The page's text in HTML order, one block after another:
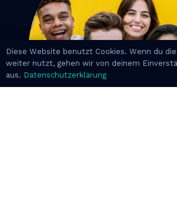
Diese Website benutzt Cookies. Wenn du
weiter nutzt, gehen wir von deinem
aus. Datenschutzerklärung